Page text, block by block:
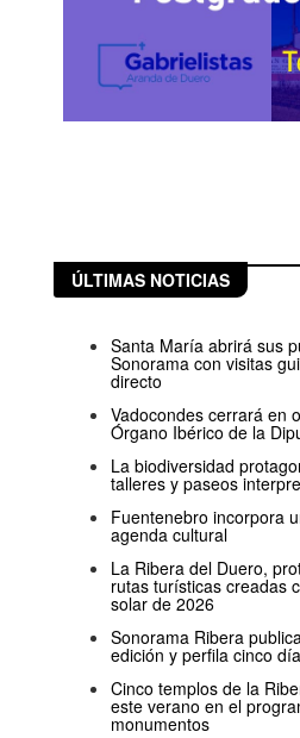
ÚLTIMAS NOTICIAS
Santa María abrirá sus
Sonorama con visitas
directo
Vadocondes cerrará en
Órgano Ibérico de la
La biodiversidad
talleres y paseos
Fuentenebro incorpora
agenda cultural
La Ribera del Duero,
rutas turísticas creadas
solar de 2026
Sonorama Ribera
edición y perfila cinco
Cinco templos de la
este verano en el
monumentos